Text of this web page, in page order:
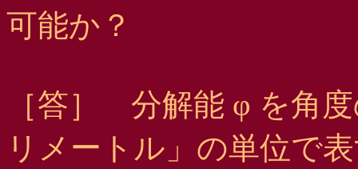
可能か？
［答］ 分解能 φ を角
リメートル」の単位で